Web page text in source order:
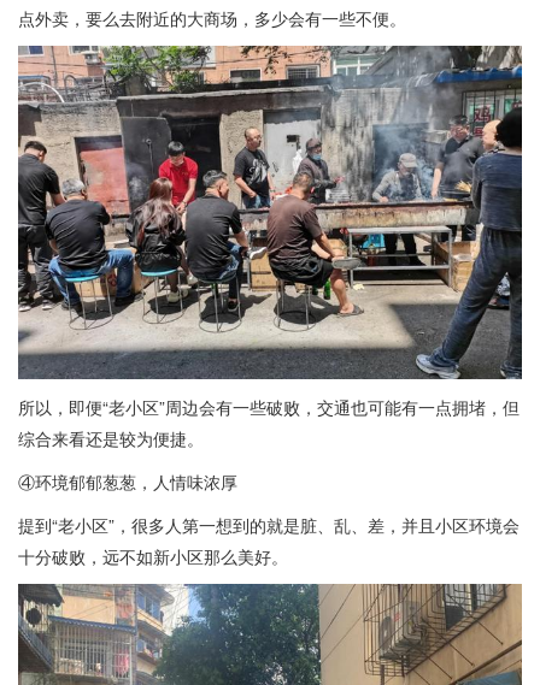
点外卖，要么去附近的大商场，多少会有一些不便。
所以，即便“老小区”周边会有一些破败，交通也可能有一点拥堵，但
综合来看还是较为便捷。
④环境郁郁葱葱，人情味浓厚
提到“老小区”，很多人第一想到的就是脏、乱、差，并且小区环境会
十分破败，远不如新小区那么美好。